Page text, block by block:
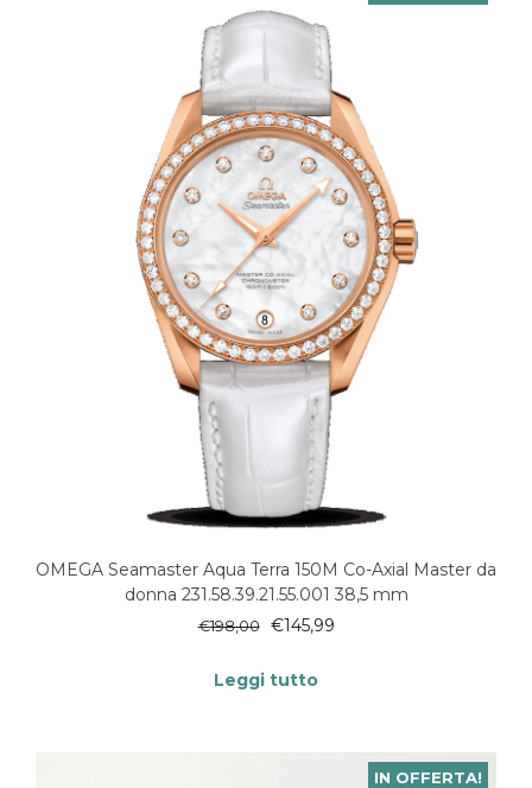
OMEGA Seamaster Aqua Terra 150M Co-Axial Master da
donna 231.58.39.21.55.001 38,5 mm
€198,00 €145,99
Leggi tutto
IN OFFERTA!